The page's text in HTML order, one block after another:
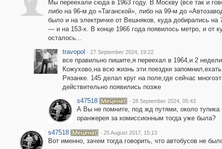
Мы переехали сюда в 1963 году. В Москву (все так и
либо на 96-м до «Таганской», либо на 99-м до
было и на электричке от Вешняков, куда добирались на
— и на 153-х. В конце 1966 года появилось метро, и от
осталось...
travopol · 27 September 2024, 19:22
все правильно пишите,я переехал в 1964,и 2
Кожухово,на всю жизнь эти поездки
Рязанке. 145 делал круг на поле,где сейчас
действительно появились позже
s47518
· 28 September 2024, 05:43
А Вы не помните, под жд путями, около
оранжерея за комиссионным тогда уже была?
s47518
· 25 August 2017, 15:13
Вот именно, зачем тогда говорить, что автобусов не